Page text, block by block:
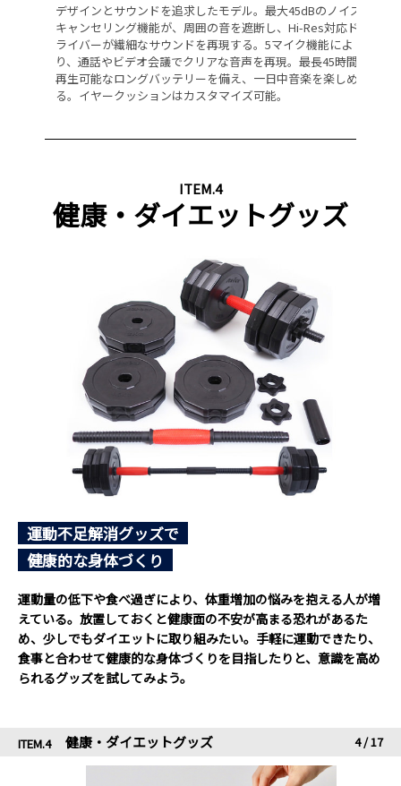
デザインとサウンドを追求したモデル。最大45dBのノイズ
キャンセリング機能が、周囲の音を遮断し、Hi-Res対応ド
ライバーが繊細なサウンドを再現する。5マイク機能によ
り、通話やビデオ会議でクリアな音声を再現。最長45時間
再生可能なロングバッテリーを備え、一日中音楽を楽しめ
る。イヤークッションはカスタマイズ可能。
ITEM.4
健康・ダイエットグッズ
運動不足解消グッズで
健康的な身体づくり
運動量の低下や食べ過ぎにより、体重増加の悩みを抱える人が増
えている。放置しておくと健康面の不安が高まる恐れがあるた
め、少しでもダイエットに取り組みたい。手軽に運動できたり、
食事と合わせて健康的な身体づくりを目指したりと、意識を高め
られるグッズを試してみよう。
ITEM.4 健康・ダイエットグッズ 4/17